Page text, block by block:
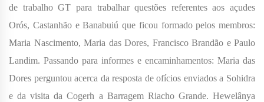
de trabalho GT para trabalhar questões referentes aos açudes
Orós, Castanhão e Banabuiú que ficou formado pelos membros:
Maria Nascimento, Maria das Dores, Francisco Brandão e Paulo
Landim. Passando para informes e encaminhamentos: Maria das
Dores perguntou acerca da resposta de ofícios enviados a Sohidra
e da visita da Cogerh a Barragem Riacho Grande. Hewelânya